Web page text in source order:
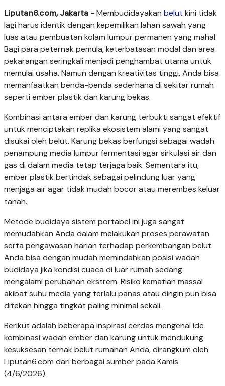
Liputan6.com, Jakarta -Membudidayakan belut kini tidak
lagi harus identik dengan kepemilikan lahan sawah yang
luas atau pembuatan kolam lumpur permanen yang mahal.
Bagi para peternak pemula, keterbatasan modal dan area
pekarangan seringkali menjadi penghambat utama untuk
memulai usaha. Namun dengan kreativitas tinggi, Anda bisa
memanfaatkan benda-benda sederhana di sekitar rumah
seperti ember plastik dan karung bekas.
Kombinasi antara ember dan karung terbukti sangat efektif
untuk menciptakan replika ekosistem alami yang sangat
disukai oleh belut. Karung bekas berfungsi sebagai wadah
penampung media lumpur fermentasi agar sirkulasi air dan
gas di dalam media tetap terjaga baik. Sementara itu,
ember plastik bertindak sebagai pelindung luar yang
menjaga air agar tidak mudah bocor atau merembes keluar
tanah.
Metode budidaya sistem portabel ini juga sangat
memudahkan Anda dalam melakukan proses perawatan
serta pengawasan harian terhadap perkembangan belut.
Anda bisa dengan mudah memindahkan posisi wadah
budidaya jika kondisi cuaca di luar rumah sedang
mengalami perubahan ekstrem. Risiko kematian massal
akibat suhu media yang terlalu panas atau dingin pun bisa
ditekan hingga tingkat paling minimal sekali.
Berikut adalah beberapa inspirasi cerdas mengenai ide
kombinasi wadah ember dan karung untuk mendukung
kesuksesan ternak belut rumahan Anda, dirangkum oleh
Liputan6.com dari berbagai sumber pada Kamis
(4/6/2026).